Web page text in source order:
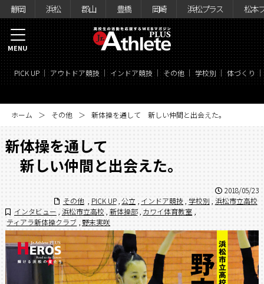
静岡 浜松 郡山 豊橋 岡崎 浜松プラス 松本
PICK UP アウトドア競技 インドア競技 その他 学校別 体づくり
MENU
ホーム その他 新体操を通して 新しい仲間と出会えた。
新体操を通して
新しい仲間と出会えた。
2018/05/23
その他
PICK UP 公立 インドア競技 学校別 浜松市立高校
インタビュー , 浜松市立高校 新体操部 カワイ体育教室 ,
ティアラ新体操クラブ 野末実咲